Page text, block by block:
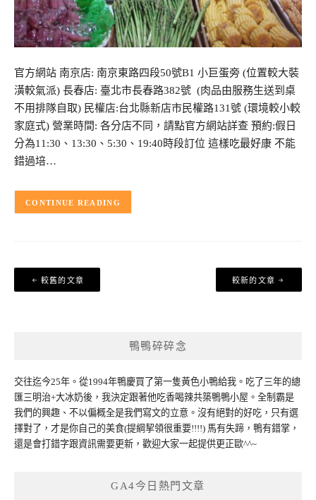
官方網站 南京店: 南京東路四段50號B1 小巨蛋旁 (位置較大裝
潢較氣派) 長春店: 臺北市長春路382號 (肉品由服務生送到桌
不用排隊自取) 民權店:台北縣新店市民權路131號 (環境較小較
家庭式) 營業時間: 各分店不同，請點官方網站詳查 預約:假日
分為11:30、13:30、5:30、19:40時段訂位 這樣吃最好康 不能
錯過培…
CONTINUE READING
章
較舊的文章 較新的文章
鴨鴨碎碎念
交往迄今25年。從1994年鴨慶買了第一隻黃色小鴨給我。吃了三年的總
匯三明治+大冰奶後，我決定跟著他吃香喝辣共築鴨鴨小屋。全制霸是
我們的興趣、不以偏概全是我們寫文的立意。沒有絕對的好吃，只有選
擇對了，才是你自己的美食(提綱挈領很重要!!!!) 馬有失蹄，鴨有錯掌，
還是會打錯字跟資訊需要更新，歡迎大家一起提供更正歐^^~
GA4今日熱門文章